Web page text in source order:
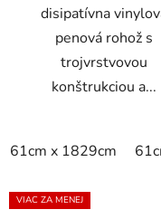
disipatívna
penová rohož s
trojvrstvovou
konštrukciou a...
61cm x 1829cm
VIAC ZA MENEJ